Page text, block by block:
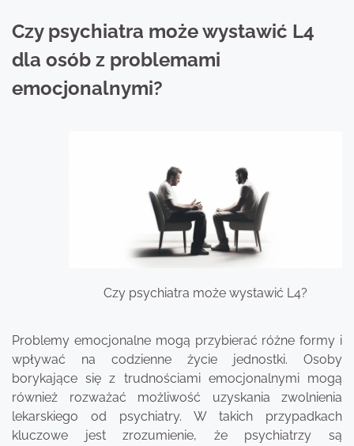
Czy psychiatra może wystawić L4
dla osób z problemami
emocjonalnymi?
Czy psychiatra może wystawić L4?
Problemy emocjonalne mogą przybierać różne formy i
wpływać na codzienne życie jednostki. Osoby
borykające się z trudnościami emocjonalnymi mogą
również rozważać możliwość uzyskania zwolnienia
lekarskiego od psychiatry. W takich przypadkach
kluczowe jest zrozumienie, że psychiatrzy są